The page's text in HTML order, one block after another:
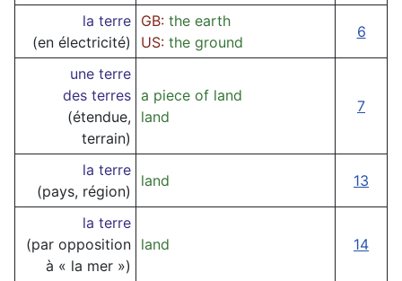
la terre
(en électricité)
GB: the earth
US: the ground
6
une terre
des terres
(étendue,
terrain)
a piece of land
land
7
la terre
(pays, région)
land 13
la terre
(par opposition
à « la mer »)
land 14